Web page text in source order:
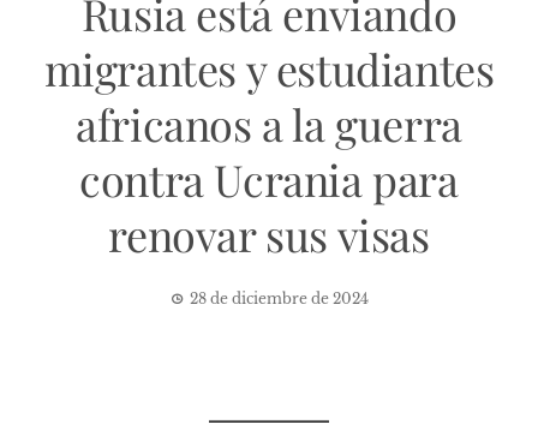
Rusia está enviando
migrantes y estudiantes
africanos a la guerra
contra Ucrania para
renovar sus visas
28 de diciembre de 2024